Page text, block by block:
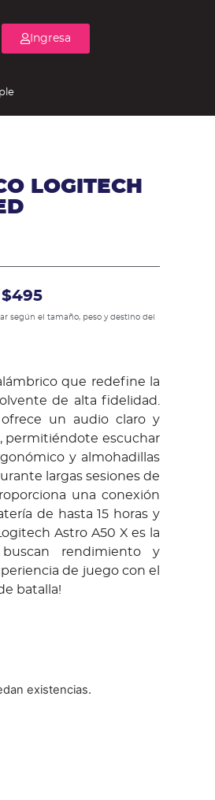
Ingresa
LOGITECH
$495
según el tamaño, peso y destino del
que redefine la
de alta fidelidad.
un audio claro y
permitiéndote escuchar
y almohadillas
largas sesiones de
una conexión
de hasta 15 horas y
Astro A50 X es la
rendimiento y
de juego con el
batalla!
existencias.